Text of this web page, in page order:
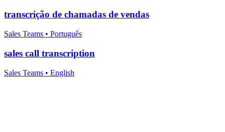
transcrição de chamadas de vendas
Sales Teams • Português
sales call transcription
Sales Teams • English